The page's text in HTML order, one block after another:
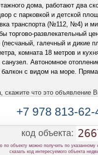
дома, работают два
с парковкой и детской
транспорта (№112, №4) и
торгово-развлекательный
(песчаный, галечный и дикие
комната 18 метров и
Автономное
балкон с видом на море.
скажите что это объявление
+7 978 813-62-
код объекта:
объекту можно получить по указанному
сказать код интересуемого объекта